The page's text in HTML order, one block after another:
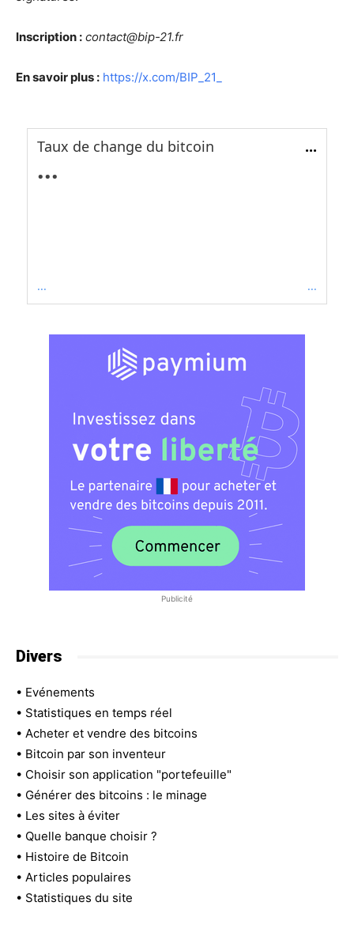
Inscription : contact@bip-21.fr
En savoir plus : https://x.com/BIP_21_
Taux de change du bitcoin ...
...
... ...
Publicité
Divers
• Evénements
• Statistiques en temps réel
• Acheter et vendre des bitcoins
• Bitcoin par son inventeur
• Choisir son application "portefeuille"
• Générer des bitcoins : le minage
• Les sites à éviter
• Quelle banque choisir ?
• Histoire de Bitcoin
• Articles populaires
• Statistiques du site